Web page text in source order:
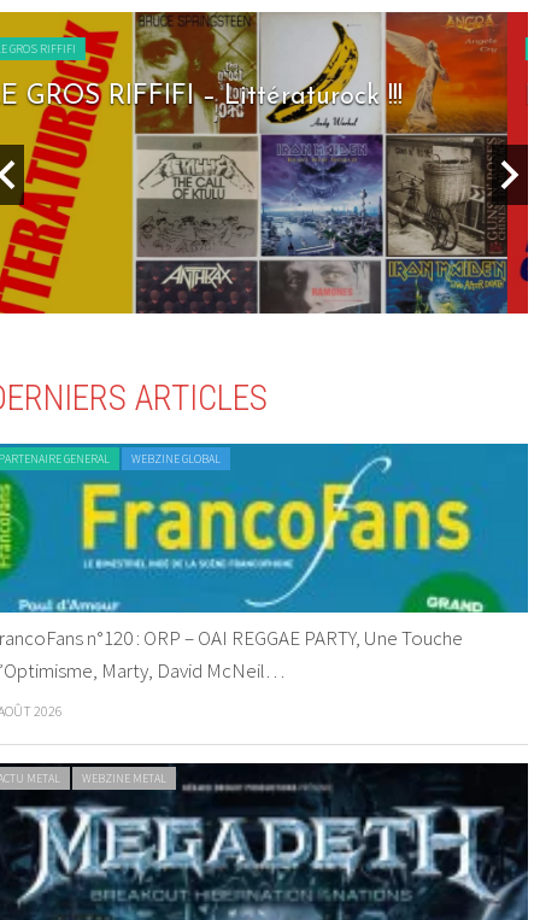
LE GROS RIFFIFI
LE GROS RIFFIFI – Seven Days To Rock !!!
ARTICLES
GENERAL WEBZINE GLOBAL
n°120 : ORP – OAI REGGAE PARTY, Une Touche
Marty, David McNeil…
2026
METAL WEBZINE METAL